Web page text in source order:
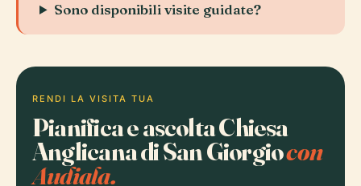
Sono disponibili visite guidate?
RENDI LA VISITA TUA
Pianifica e ascolta Chiesa
Anglicana di San Giorgiocon
Audiala.